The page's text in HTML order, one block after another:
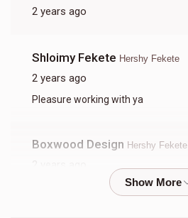
2 years ago
Shloimy Fekete Hershy Fekete
2 years ago
Pleasure working with ya
Boxwood Design Hershy Fekete